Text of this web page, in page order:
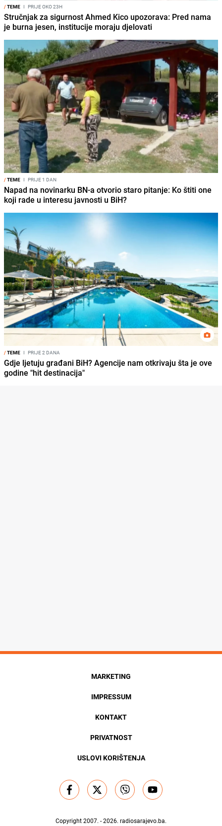
/TEME I PRIJE OKO 23H
Stručnjak za sigurnost Ahmed Kico upozorava: Pred nama
je burna jesen, institucije moraju djelovati
/TEME I PRIJE 1 DAN
Napad na novinarku BN-a otvorio staro pitanje: Ko štiti one
koji rade u interesu javnosti u BiH?
/TEME I PRIJE 2 DANA
Gdje ljetuju građani BiH? Agencije nam otkrivaju šta je ove
godine "hit destinacija"
MARKETING
IMPRESSUM
KONTAKT
PRIVATNOST
USLOVI KORIŠTENJA
Copyright 2007. - 2026. radiosarajevo.ba.